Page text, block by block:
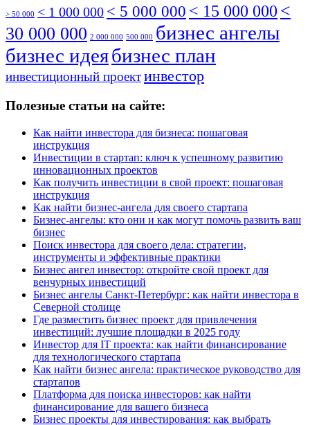
> 50 000 < 1 000 000 < 5 000 000 < 15 000 000 <
30 000 000 2 000 000 500 000 бизнес ангелы
бизнес идеябизнес план
инвестиционный проект инвестор
Полезные статьи на сайте:
Как найти инвестора для бизнеса: пошаговая
инструкция
Инвестиции в стартап: ключ к успешному развитию
инновационных проектов
Как получить инвестиции в свой проект: пошаговая
инструкция
Как найти бизнес-ангела для своего стартапа
Бизнес-ангелы: кто они и как могут помочь развить ваш
бизнес
Поиск инвестора для своего дела: стратегии,
инструменты и эффективные практики
Бизнес ангел инвестор: откройте свой проект для
венчурных инвестиций
Бизнес ангелы Санкт-Петербург: как найти инвестора в
Северной столице
Где разместить бизнес проект для привлечения
инвестиций: лучшие площадки в 2025 году
Инвестор для IT проекта: как найти финансирование
для технологического стартапа
Как найти бизнес ангела: практическое руководство для
стартапов
Платформа для поиска инвесторов: как найти
финансирование для вашего бизнеса
Бизнес проекты для инвестирования: как выбрать